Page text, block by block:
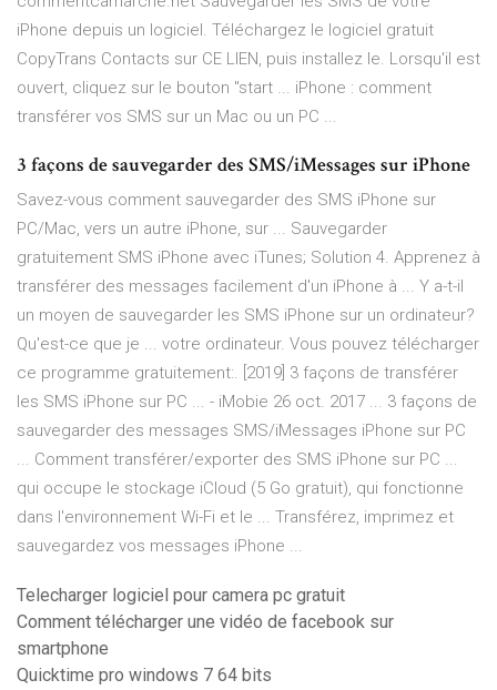
iPhone depuis un logiciel. Téléchargez le logiciel gratuit
CopyTrans Contacts sur CE LIEN, puis installez le. Lorsqu'il est
ouvert, cliquez sur le bouton "start ... iPhone : comment
transférer vos SMS sur un Mac ou un PC ...
3 façons de sauvegarder des SMS/iMessages sur iPhone
Savez-vous comment sauvegarder des SMS iPhone sur
PC/Mac, vers un autre iPhone, sur ... Sauvegarder
gratuitement SMS iPhone avec iTunes; Solution 4. Apprenez à
transférer des messages facilement d'un iPhone à ... Y a-t-il
un moyen de sauvegarder les SMS iPhone sur un ordinateur?
Qu'est-ce que je ... votre ordinateur. Vous pouvez télécharger
ce programme gratuitement:. [2019] 3 façons de transférer
les SMS iPhone sur PC ... - iMobie 26 oct. 2017 ... 3 façons de
sauvegarder des messages SMS/iMessages iPhone sur PC
... Comment transférer/exporter des SMS iPhone sur PC ...
qui occupe le stockage iCloud (5 Go gratuit), qui fonctionne
dans l'environnement Wi-Fi et le ... Transférez, imprimez et
sauvegardez vos messages iPhone ...
Telecharger logiciel pour camera pc gratuit
Comment télécharger une vidéo de facebook sur
smartphone
Quicktime pro windows 7 64 bits